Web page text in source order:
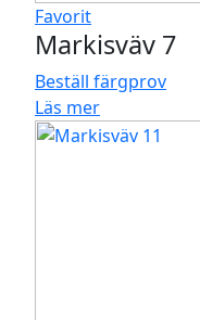
Favorit
Markisväv 7
Beställ färgprov
Läs mer